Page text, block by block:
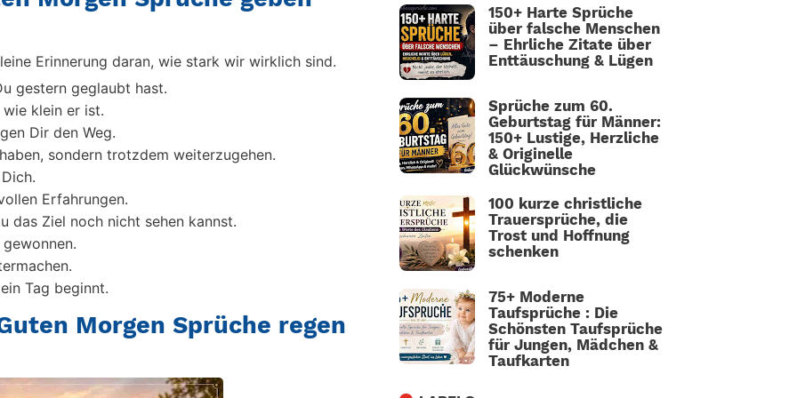
Erinnerung daran, wie stark wir wirklich sind.
gestern geglaubt hast.
klein er ist.
Dir den Weg.
sondern trotzdem weiterzugehen.
Erfahrungen.
das Ziel noch nicht sehen kannst.
Tag beginnt.
Morgen Sprüche regen
150+ Harte Sprüche
über falsche Menschen
– Ehrliche Zitate über
Enttäuschung & Lügen
Sprüche zum 60.
Geburtstag für Männer:
150+ Lustige, Herzliche
& Originelle
Glückwünsche
100 kurze christliche
Trauersprüche, die
Trost und Hoffnung
schenken
75+ Moderne
Taufsprüche : Die
Schönsten Taufsprüche
für Jungen, Mädchen &
Taufkarten